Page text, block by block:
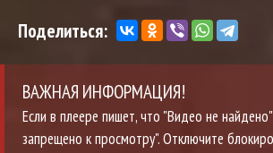
Поделиться:
ВАЖНАЯ ИНФОРМАЦИЯ!
Если в плеере пишет, что "Видео не
запрещено к просмотру". Отключите